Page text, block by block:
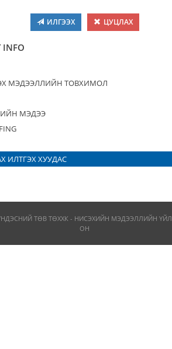
ИЛГЭЭХ ЦУЦЛАХ
INFO
МЭДЭЭЛЛИЙН ТОВХИМОЛ
МЭДЭЭ
ИЛТГЭХ ХУУДАС
ТӨВ ТӨХХК - НИСЭХИЙН МЭДЭЭЛЛИЙН
ОН